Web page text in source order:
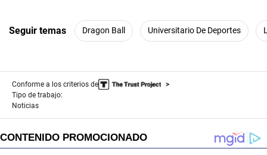
Seguir temas Dragon Ball Universitario De Deportes
Conforme a los criterios de
Tipo de trabajo:
Noticias